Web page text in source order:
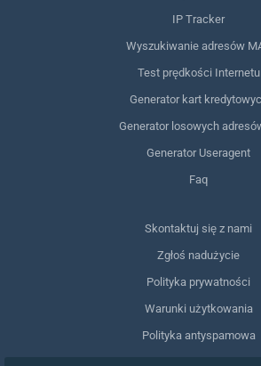
IP Tracker
Wyszukiwanie adresów
Test prędkości Internetu
Generator kart
Generator losowych
Generator Useragent
Faq
Skontaktuj się z nami
Zgłoś nadużycie
Polityka prywatności
Warunki użytkowania
Polityka antyspamowa